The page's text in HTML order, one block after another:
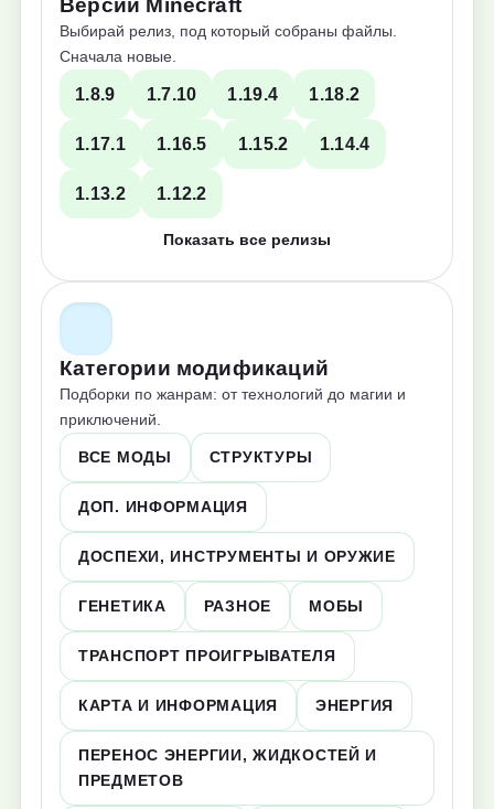
Версии Minecraft
Выбирай релиз, под который собраны файлы.
Сначала новые.
1.8.9 1.7.10 1.19.4 1.18.2
1.17.1 1.16.5 1.15.2 1.14.4
1.13.2 1.12.2
Показать все релизы
Категории модификаций
Подборки по жанрам: от технологий до магии и
приключений.
ВСЕ МОДЫ СТРУКТУРЫ
ДОП. ИНФОРМАЦИЯ
ДОСПЕХИ, ИНСТРУМЕНТЫ И ОРУЖИЕ
ГЕНЕТИКА РАЗНОЕ МОБЫ
ТРАНСПОРТ ПРОИГРЫВАТЕЛЯ
КАРТА И ИНФОРМАЦИЯ ЭНЕРГИЯ
ПЕРЕНОС ЭНЕРГИИ, ЖИДКОСТЕЙ И
ПРЕДМЕТОВ